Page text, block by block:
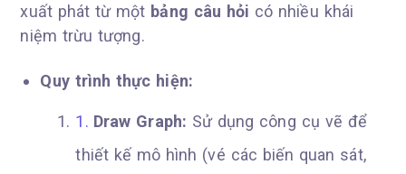
xuất phát từ một bảng câu hỏi có nhiều khái
niệm trừu tượng.
Quy trình thực hiện:
Draw Graph: Sử dụng công cụ vẽ để
thiết kế mô hình (vé các biến quan sát,